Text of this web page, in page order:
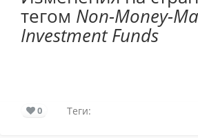
тегом Non-Money-
Investment Funds
0 Теги: